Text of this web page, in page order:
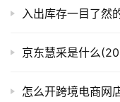
入出库存一目了然
京东慧采是什么
怎么开跨境电商网